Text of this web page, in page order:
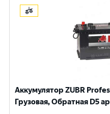
Аккумулятор ZUBR
Грузовая, Обратная D5